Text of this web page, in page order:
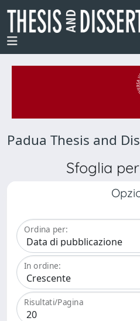
Padua Thesis and
Sfoglia
Ordina per:
In ordine:
Risultati/Pagina